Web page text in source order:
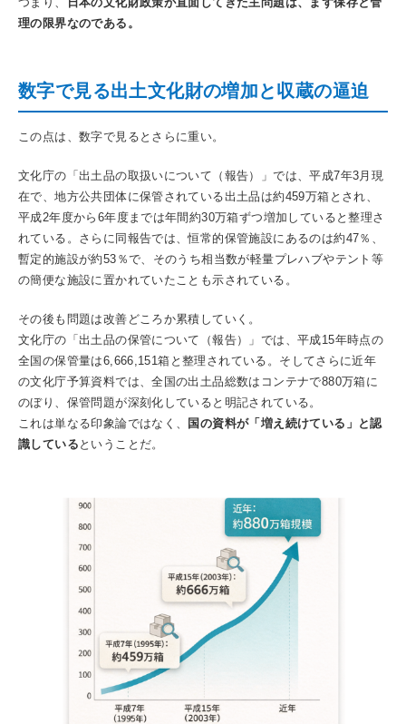
理の限界なのである。
数字で見る出土文化財の増加と収蔵の逼迫
この点は、数字で見るとさらに重い。
文化庁の「出土品の取扱いについて（報告）」では、平成7年3月現
在で、地方公共団体に保管されている出土品は約459万箱とされ、
平成2年度から6年度までは年間約30万箱ずつ増加していると整理さ
れている。さらに同報告では、恒常的保管施設にあるのは約47％、
暫定的施設が約53％で、そのうち相当数が軽量プレハブやテント等
の簡便な施設に置かれていたことも示されている。
その後も問題は改善どころか累積していく。
文化庁の「出土品の保管について（報告）」では、平成15年時点の
全国の保管量は6,666,151箱と整理されている。そしてさらに近年
の文化庁予算資料では、全国の出土品総数はコンテナで880万箱に
のぼり、保管問題が深刻化していると明記されている。
これは単なる印象論ではなく、
国の資料が「増え続けている」と認
識している ということだ。